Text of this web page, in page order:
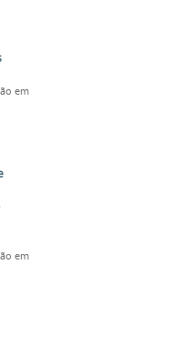
em
em